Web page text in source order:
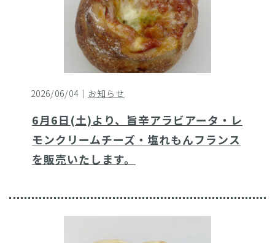
2026/06/04｜ お知らせ
6月6日(土)より、旨辛アラビアータ・レ
モンクリームチーズ・塩れもんフランス
を販売いたします。